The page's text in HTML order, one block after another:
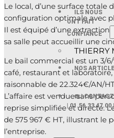
ILS NOUS
ONT FAIT
CONFIANCE
THIERRY
NOS
☎️ |
| 01.56.33 47.00
Le local, d’une surface totale
configuration optimale avec
Il est équipé d’une
sa salle peut accueillir une
Le bail commercial est un 3/
café, restaurant et
raisonnable de 22.324€/AN/
L’affaire est vendue sans
reprise simplifiée et directe.
de 575 967 € HT, illustrant le
l’entreprise.